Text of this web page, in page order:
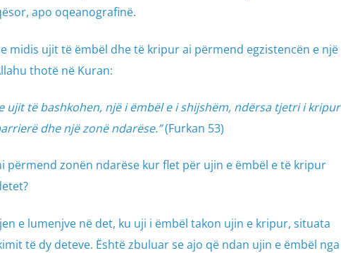
apo oqeanografinë.
midis ujit të ëmbël dhe të kripur ai përmend egzistencën e një
thotë në Kuran:
ujit të bashkohen, një i ëmbël e i shijshëm, ndërsa tjetri i kripur
dhe një zonë ndarëse.”(Furkan 53)
përmend zonën ndarëse kur flet për ujin e ëmbël e të kripur
e lumenjve në det, ku uji i ëmbël takon ujin e kripur, situata
të dy deteve. Është zbuluar se ajo që ndan ujin e ëmbël nga